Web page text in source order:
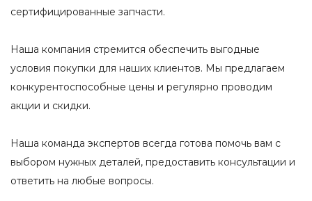
сертифицированные запчасти.
Наша компания стремится обеспечить выгодные
условия покупки для наших клиентов. Мы предлагаем
конкурентоспособные цены и регулярно проводим
акции и скидки.
Наша команда экспертов всегда готова помочь вам с
выбором нужных деталей, предоставить консультации и
ответить на любые вопросы.